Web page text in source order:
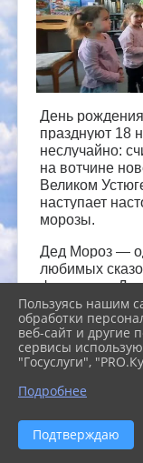
День
празднуют 18
неслучайно:
на вотчине
Великом
наступает
морозы.
Дед Мороз —
любимых
фольклоре
воплощением
метелей.
стал
Деда Мороза в
как
поздравляет
Пользуясь нашим
обработки
веб-сайт и другие
сервисы
"Госуслуги",
Подробнее
Подтверждаю